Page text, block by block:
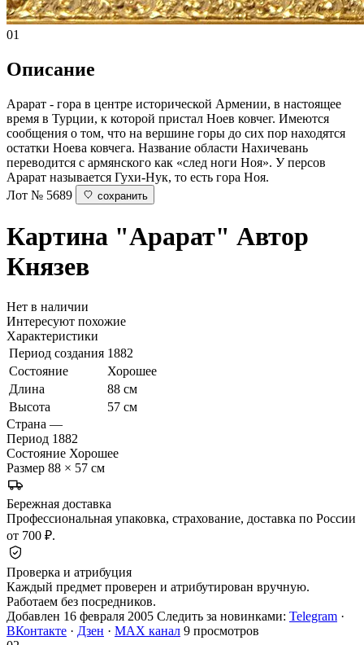
01
Описание
Арарат - гора в центре исторической Армении, в настоящее
время в Турции, к которой пристал Ноев ковчег. Имеются
сообщения о том, что на вершине горы до сих пор находятся
остатки Ноева ковчега. Название области Нахичевань
переводится с армянского как «след ноги Ноя». У персов
Арарат называется Гухи-Нук, то есть гора Ноя.
Лот № 5689
сохранить
Картина "Арарат" Автор
Князев
Нет в наличии
Интересуют похожие
Характеристики
Период создания 1882
Состояние
Хорошее
Длина
88 см
Высота
57 см
Страна —
Период 1882
Состояние Хорошее
Размер 88 × 57 см
Бережная доставка
Профессиональная упаковка, страхование, доставка по России
от 700 ₽.
Проверка и атрибуция
Каждый предмет проверен и атрибутирован вручную.
Работаем без посредников.
Добавлен 16 февраля 2005 Следить за новинками: Telegram ·
ВКонтакте · Дзен · MAX канал 9 просмотров